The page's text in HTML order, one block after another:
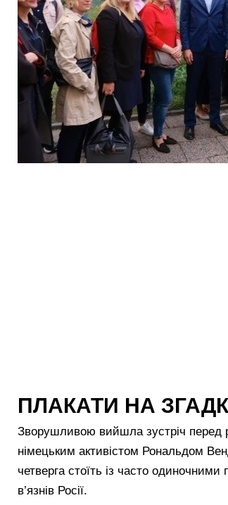
ПЛАКАТИ НА
Зворушливою вийшла зустріч перед
німецьким активістом Рональдом
четверга стоїть із часто одиночними
в’язнів Росії.